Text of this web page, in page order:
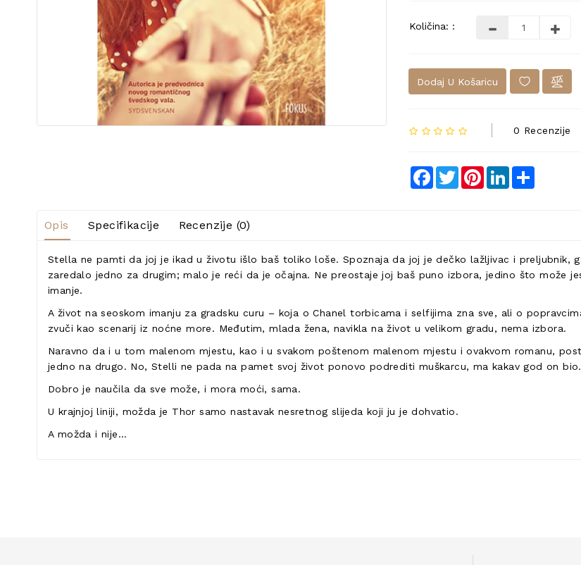
Količina: :
Dodaj U Košaricu
0 Recenzije
Facebook
TwitterPinterestLinkedIn
Opis Specifikacije Recenzije (0)
Stella ne pamti da joj je ikad u životu išlo baš toliko loše. Spoznaja da joj je dečko lažljivac i preljubnik,
zaredalo jedno za drugim; malo je reći da je očajna. Ne preostaje joj baš puno izbora, jedino što može
imanje.
A život na seoskom imanju za gradsku curu – koja o Chanel torbicama i selfijima zna sve, ali o
zvuči kao scenarij iz noćne more. Međutim, mlada žena, navikla na život u velikom gradu, nema izbora.
Naravno da i u tom malenom mjestu, kao i u svakom poštenom malenom mjestu i ovakvom romanu,
jedno na drugo. No, Stelli ne pada na pamet svoj život ponovo podrediti muškarcu, ma kakav god on bio.
Dobro je naučila da sve može, i mora moći, sama.
U krajnjoj liniji, možda je Thor samo nastavak nesretnog slijeda koji ju je dohvatio.
A možda i nije…